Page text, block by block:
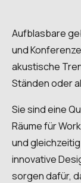
Aufblasbare
und
akustische
Ständen oder
Sie sind eine
Räume für
und
innovative
sorgen dafür,